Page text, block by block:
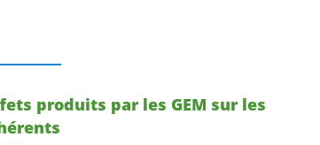
produits par les GEM sur les